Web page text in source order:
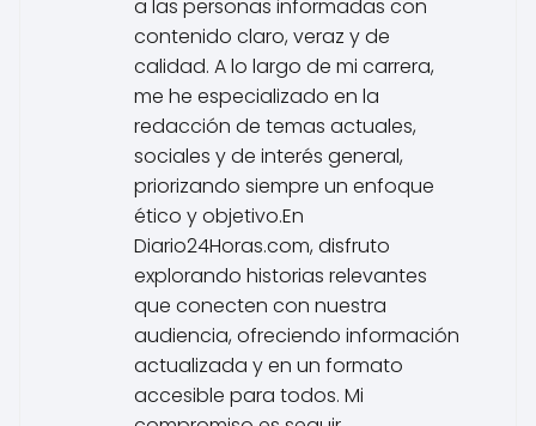
a las personas informadas con
contenido claro, veraz y de
calidad. A lo largo de mi carrera,
me he especializado en la
redacción de temas actuales,
sociales y de interés general,
priorizando siempre un enfoque
ético y objetivo.En
Diario24Horas.com, disfruto
explorando historias relevantes
que conecten con nuestra
audiencia, ofreciendo información
actualizada y en un formato
accesible para todos. Mi